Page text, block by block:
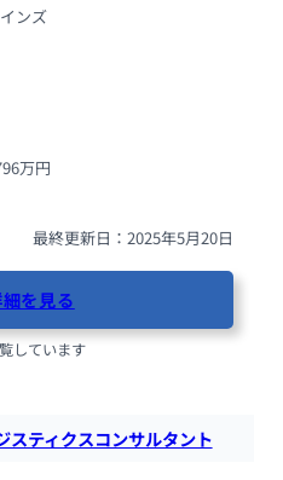
ンズ
万円
最終更新日：2025年5月20日
を見る
しています
スティクスコンサルタント